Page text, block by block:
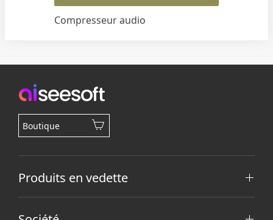
Compresseur audio
Boutique
Produits en vedette